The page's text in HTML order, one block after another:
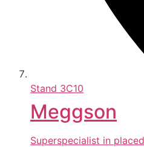
Stand 3C10
Meggson
Superspecialist in